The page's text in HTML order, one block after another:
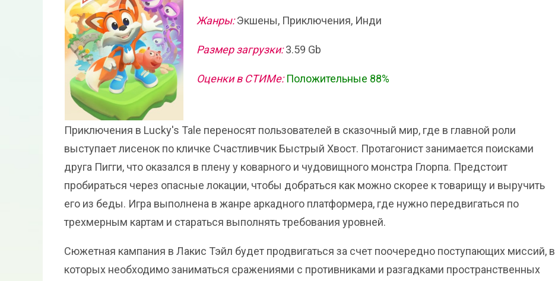
Жанры:Экшены, Приключения, Инди
Размер загрузки:3.59 Gb
Оценки в СТИМе: Положительные 88%
Приключения в Lucky's Tale переносят пользователей в сказочный мир, где в главной роли
выступает лисенок по кличке Счастливчик Быстрый Хвост. Протагонист занимается поисками
друга Пигги, что оказался в плену у коварного и чудовищного монстра Глорпа. Предстоит
пробираться через опасные локации, чтобы добраться как можно скорее к товарищу и выручить
его из беды. Игра выполнена в жанре аркадного платформера, где нужно передвигаться по
трехмерным картам и стараться выполнять требования уровней.
Сюжетная кампания в Лакис Тэйл будет продвигаться за счет поочередно поступающих миссий, в
которых необходимо заниматься сражениями с противниками и разгадками пространственных